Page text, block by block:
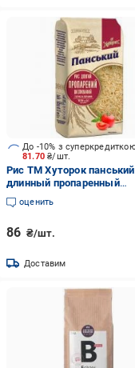
81.70₴/шт.
Рис ТМ Хуторок панський
длинный пропаренный
шлифованный 1000 г
оценить
86 ₴/шт.
Доставим